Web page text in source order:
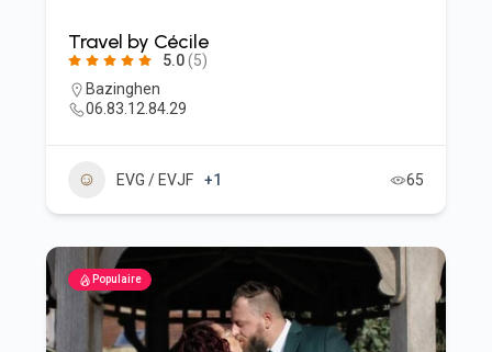
Travel by Cécile
5.0(5)
Bazinghen
06.83.12.84.29
EVG / EVJF +1 65
Populaire